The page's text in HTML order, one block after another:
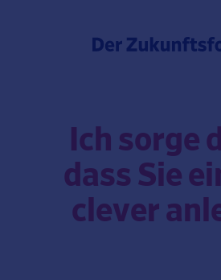
Ich sorge
dass Sie
clever